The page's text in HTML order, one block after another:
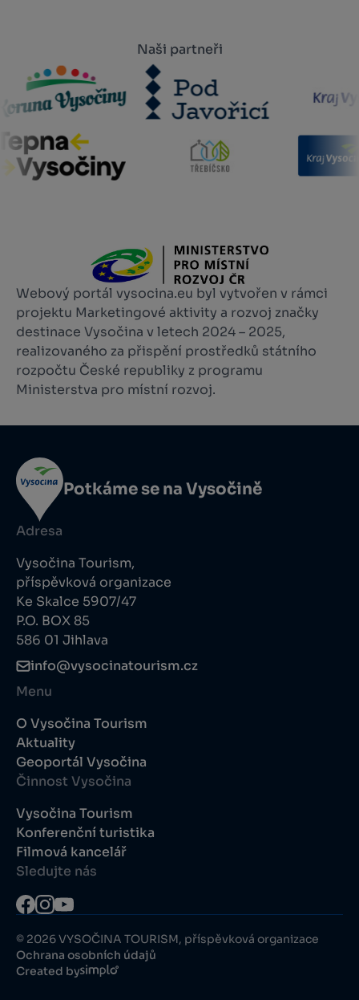
Naši partneři
Webový portál vysocina.eu byl vytvořen v rámci
projektu Marketingové aktivity a rozvoj značky
destinace Vysočina v letech 2024 – 2025,
realizovaného za přispění prostředků státního
rozpočtu České republiky z programu
Ministerstva pro místní rozvoj.
Potkáme se na Vysočině
Adresa
Vysočina Tourism,
příspěvková organizace
Ke Skalce 5907/47
P.O. BOX 85
586 01 Jihlava
info@vysocinatourism.cz
Menu
O Vysočina Tourism
Aktuality
Geoportál Vysočina
Činnost Vysočina
Vysočina Tourism
Konferenční turistika
Filmová kancelář
Sledujte nás
© 2026 VYSOČINA TOURISM, příspěvková organizace
Ochrana osobních údajů
Created by